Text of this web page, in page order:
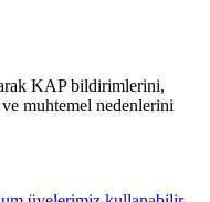
KAP bildirimlerini,
muhtemel nedenlerini